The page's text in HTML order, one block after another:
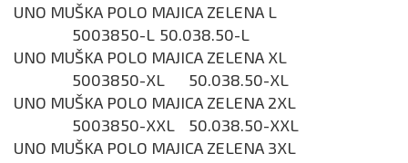
UNO MUŠKA POLO MAJICA ZELENA L
5003850-L 50.038.50-L
UNO MUŠKA POLO MAJICA ZELENA XL
5003850-XL
50.038.50-XL
UNO MUŠKA POLO MAJICA ZELENA 2XL
5003850-XXL
50.038.50-XXL
UNO MUŠKA POLO MAJICA ZELENA 3XL